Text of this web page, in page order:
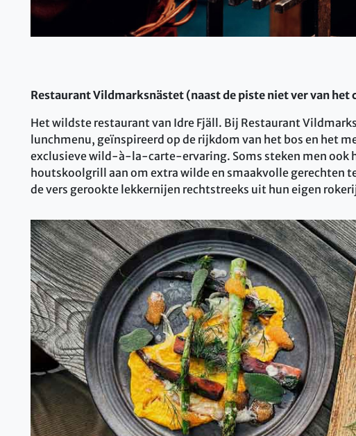
Restaurant Vildmarksnästet (naast de piste niet ver van het
Het wildste restaurant van Idre Fjäll. Bij Restaurant
lunchmenu, geïnspireerd op de rijkdom van het bos en het
exclusieve wild-à-la-carte-ervaring. Soms steken men ook
houtskoolgrill aan om extra wilde en smaakvolle gerechten
de vers gerookte lekkernijen rechtstreeks uit hun eigen